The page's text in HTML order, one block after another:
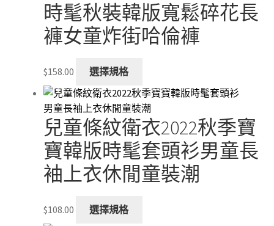
時髦秋裝韓版寬鬆碎花長
褲女童炸街哈倫褲
$158.00 選擇規格
has
multiple
variants.
The
options
may
兒童條紋衛衣2022秋季寶
寶韓版時髦套頭衫男童長
袖上衣休閒童裝潮
$108.00 選擇規格